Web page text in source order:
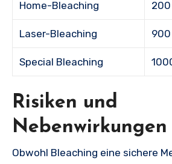
Home-Bleaching 200
Laser-Bleaching 900
Special Bleaching
Risiken und
Nebenwirkungen
Obwohl Bleaching eine sichere